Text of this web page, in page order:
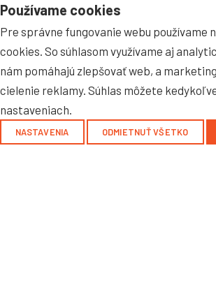
Používame cookies
Pre správne fungovanie webu používame
cookies. So súhlasom využívame aj
nám pomáhajú zlepšovať web, a
cielenie reklamy. Súhlas môžete
nastaveniach.
NASTAVENIA ODMIETNUŤ VŠETKO